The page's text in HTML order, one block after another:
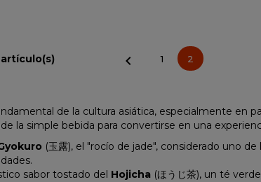
artículo(s)  1 2
de la cultura asiática, especialmente en
la simple bebida para convertirse en una
(玉露), el "rocío de jade", considerado uno
sabor tostado del Hojicha (ほうじ茶), un té